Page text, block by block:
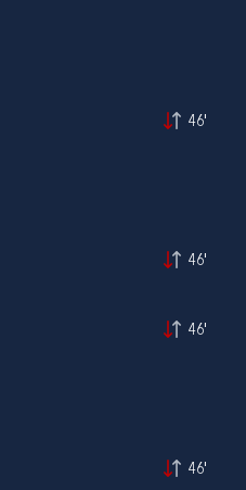
46'
46'
46'
46'